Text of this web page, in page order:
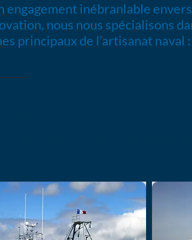
engagement inébranlable
nous nous spécialisons
principaux de l’artisanat naval :